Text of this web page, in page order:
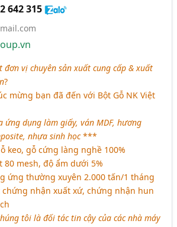
642 315
đơn vị chuyên sản xuất cung cấp & xuất
?
mừng bạn đã đến với Bột Gỗ NK Việt
ứng dụng làm giấy, ván MDF, hương
nhựa sinh học***
keo, gỗ cứng làng nghề 100%
mesh, độ ẩm dưới 5%
ứng thường xuyên 2.000 tấn/1 tháng
nhận xuất xứ, chứng nhận hun
tôi là đối tác tin cậy của các nhà máy